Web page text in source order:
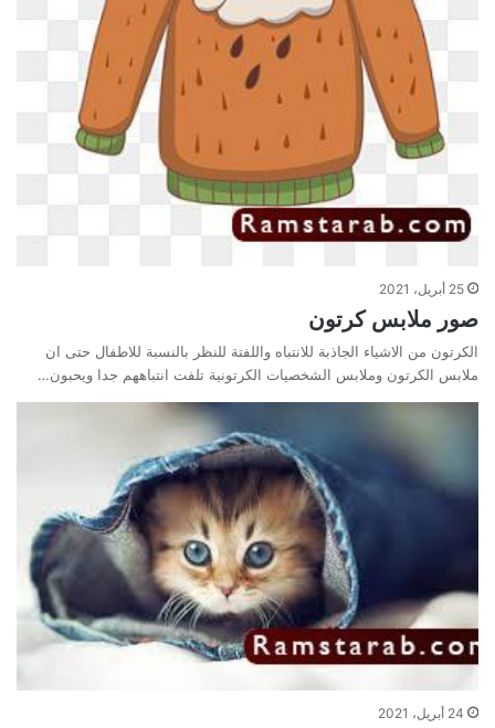
25 أبريل، 2021
صور ملابس كرتون
الكرتون من الاشياء الجاذبة للانتباه واللفتة للنظر بالنسبة للاطفال حتى ان
ملابس الكرتون وملابس الشخصيات الكرتونية تلفت انتباههم جدا ويحبون…
24 أبريل، 2021